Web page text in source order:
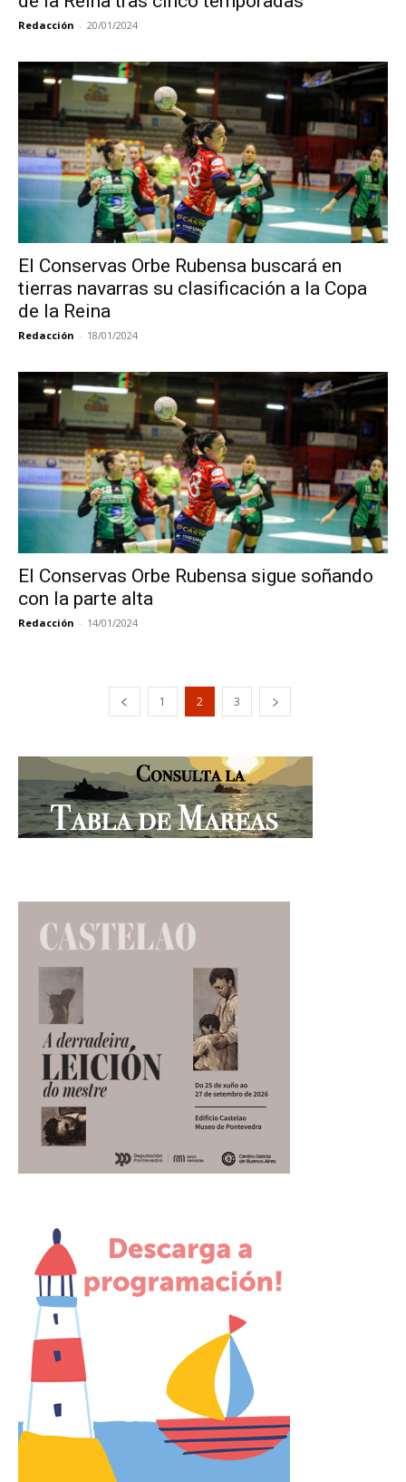
Redacción - 20/01/2024
El Conservas Orbe Rubensa buscará en
tierras navarras su clasificación a la Copa
de la Reina
Redacción - 18/01/2024
El Conservas Orbe Rubensa sigue soñando
con la parte alta
Redacción - 14/01/2024
1 2 3